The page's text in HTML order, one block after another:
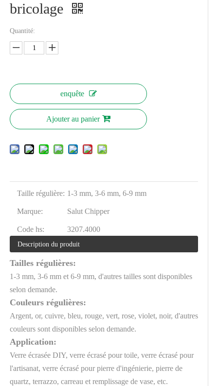
bricolage
Quantité:
enquête
Ajouter au panier
Taille régulière: 1-3 mm, 3-6 mm, 6-9 mm
Marque: Salut Chipper
Code hs: 3207.4000
Description du produit
Tailles régulières:
1-3 mm, 3-6 mm et 6-9 mm, d'autres tailles sont disponibles
selon demande.
Couleurs régulières:
Argent, or, cuivre, bleu, rouge, vert, rose, violet, noir, d'autres
couleurs sont disponibles selon demande.
Application:
Verre écrasée DIY, verre écrasé pour toile, verre écrasé pour
l'artisanat, verre écrasé pour pierre d'ingénierie, pierre de
quartz, terrazzo, carreau et remplissage de vase, etc.